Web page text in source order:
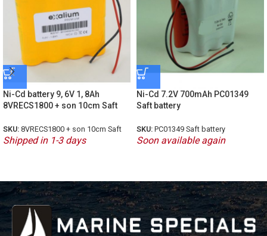
Ni-Cd battery 9, 6V 1, 8Ah
8VRECS1800 + son 10cm Saft
SKU: 8VRECS1800 + son 10cm Saft
Shipped in 1-3 days
Ni-Cd 7.2V 700mAh PC01349
Saft battery
SKU: PC01349 Saft battery
Soon available again